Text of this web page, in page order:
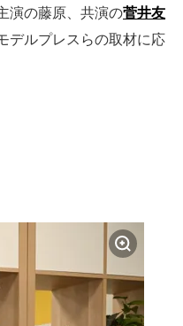
演の藤原、共演の菅井友
デルプレスらの取材に応